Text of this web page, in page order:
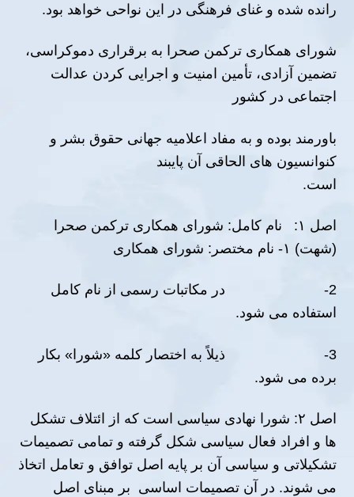
رانده شده و غناى فرھنگى در این نواحى خواھد بود.
شوراى ھمكارى تركمن صحرا به برقرارى دموكراسى،
تضمین آزادى، تأمین امنیت و اجرایى كردن عدالت
اجتماعى در كشور
باورمند بوده و به مفاد اعلامیه جھانى حقوق بشر و
كنوانسیون ھاى الحاقى آن پایبند
است.
اصل ١: نام کامل: شوراى ھمكارى تركمن صحرا
(شھت) ١- نام مختصر: شوراى ھمكارى
2- در مکاتبات رسمی از نام کامل
استفاده مى شود.
3- ذیلاً به اختصار کلمه «شورا» بکار
برده می شود.
اصل ٢: شورا نهادی سیاسی است که از ائتلاف تشکل
ها و افراد فعال سیاسی شکل گرفته و تمامی تصمیمات
تشکیلاتی و سیاسی آن بر پایه اصل توافق و تعامل اتخاذ
می شوند. در آن تصمیمات اساسى بر مبناى اصل